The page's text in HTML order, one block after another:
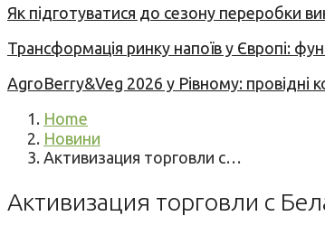
Як підготуватися до сезону переробки
Трансформація ринку напоїв у Європі:
AgroBerry&Veg 2026 у Рівному: провідні
Home
Новини
Активизация торговли с…
Активизация торговли с